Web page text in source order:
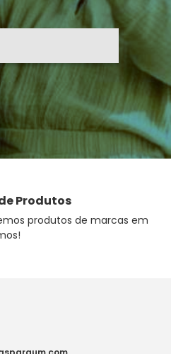
Produtos
produtos de marcas em